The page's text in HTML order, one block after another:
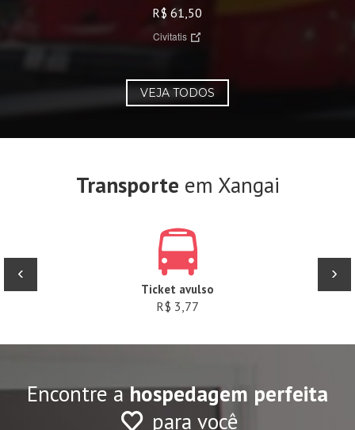
R$ 61,50
Civitatis
VEJA TODOS
Transporte em Xangai
Ticket avulso
R$ 3,77
‹ ›
Encontre ahospedagem perfeita
para você